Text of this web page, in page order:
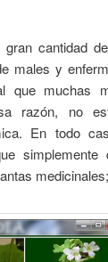
cantidad
males y
que muchas
razón, no
En todo
simplemente
medicinales;